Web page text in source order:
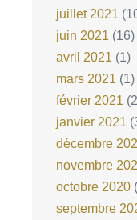
juillet 2021
juin 2021 (16)
avril 2021 (1)
mars 2021 (1)
février 2021
janvier 2021
décembre
novembre
octobre 2020
septembre